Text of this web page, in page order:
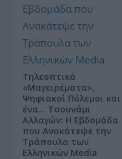
Τηλεοπτικά
«Μαγειρέματα»,
Ψηφιακοί Πόλεμοι και
ένα… Τσουνάμι
Αλλαγών: Η Εβδομάδα
που Ανακάτεψε την
Τράπουλα των
Ελληνικών Media